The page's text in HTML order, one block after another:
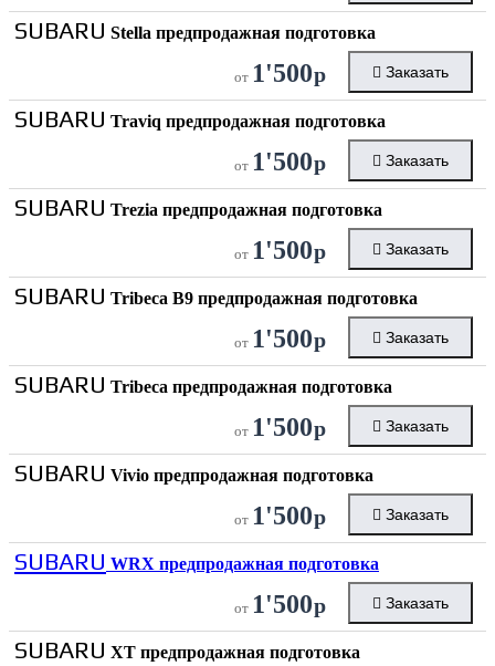
SUBARU Stella предпродажная подготовка
от 1'500р Заказать
SUBARU Traviq предпродажная подготовка
от 1'500р Заказать
SUBARU Trezia предпродажная подготовка
от 1'500р Заказать
SUBARU Tribeca B9 предпродажная подготовка
от 1'500р Заказать
SUBARU Tribeca предпродажная подготовка
от 1'500р Заказать
SUBARU Vivio предпродажная подготовка
от 1'500р Заказать
SUBARU WRX предпродажная подготовка
от 1'500р Заказать
SUBARU XT предпродажная подготовка